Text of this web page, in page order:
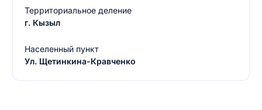
Территориальное деление
г. Кызыл
Населенный пункт
Ул. Щетинкина-Кравченко
Введите свой e-mail
Текст отзыва
Название населенного пункта